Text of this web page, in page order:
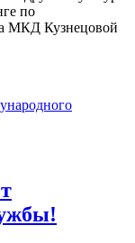
по
МКД Кузнецовой